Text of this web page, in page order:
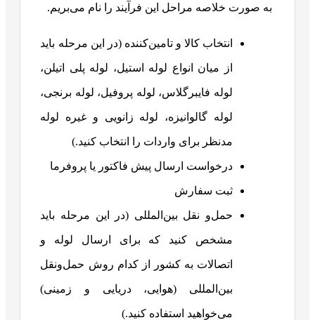
به صورت خلاصه مراحل این فرآیند را نام می‌بریم.
انتخاب کالا و تامین‌کننده (در این مرحله باید
از میان انواع لوله استیل، لوله پلی اتیلن،
لوله فایبرگلاس، لوله پروفیل، لوله برنجی،
لوله گالوانیزه، لوله زانویی و غیره لوله
مدنظر برای واردات را انتخاب کنید.)
درخواست ارسال پیش فاکتور یا پروفرما
ثبت سفارش
حمل‌و نقل بین‌المللی (در این مرحله باید
مشخص کنید که برای ارسال لوله و
اتصالات به کشور از کدام روش حمل‌ونقل
بین‌المللی (هوایی، دریایی و زمینی)
می‌خواهید استفاده کنید.)